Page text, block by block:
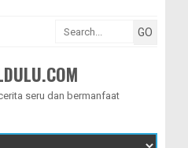
seru dan bermanfaat